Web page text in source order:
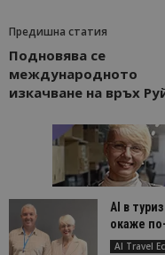
Предишна статия
Подновява се
международното
изкачване на връх
AI в
окаже
AI Travel